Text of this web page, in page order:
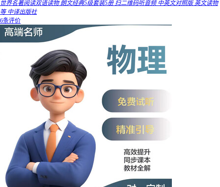
世界名著阅读双语读物 朗文经典5级套装5册 扫二维码听音频 中英文对照版 英文读物
等 中译出版社
6条评价